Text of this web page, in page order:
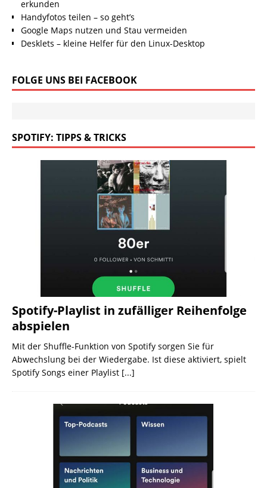
erkunden
Handyfotos teilen – so geht’s
Google Maps nutzen und Stau vermeiden
Desklets – kleine Helfer für den Linux-Desktop
FOLGE UNS BEI FACEBOOK
SPOTIFY: TIPPS & TRICKS
Spotify-Playlist in zufälliger Reihenfolge
abspielen
Mit der Shuffle-Funktion von Spotify sorgen Sie für
Abwechslung bei der Wiedergabe. Ist diese aktiviert, spielt
Spotify Songs einer Playlist [...]